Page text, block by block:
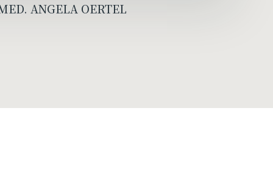
ANGELA OERTEL